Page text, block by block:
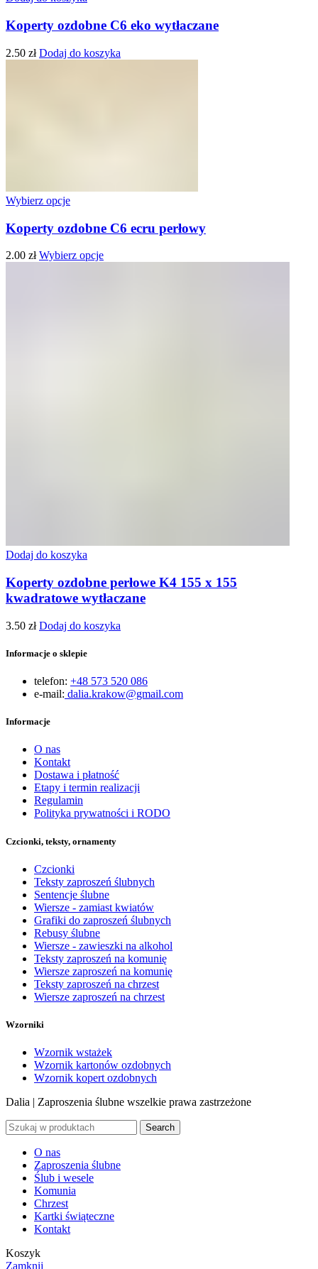
Koperty ozdobne C6 eko wytłaczane
2.50 zł Dodaj do koszyka
Wybierz opcje
Koperty ozdobne C6 ecru perłowy
2.00 zł Wybierz opcje
Dodaj do koszyka
Koperty ozdobne perłowe K4 155 x 155
kwadratowe wytłaczane
3.50 zł Dodaj do koszyka
Informacje o sklepie
telefon: +48 573 520 086
e-mail: dalia.krakow@gmail.com
Informacje
O nas
Kontakt
Dostawa i płatność
Etapy i termin realizacji
Regulamin
Polityka prywatności i RODO
Czcionki, teksty, ornamenty
Czcionki
Teksty zaproszeń ślubnych
Sentencje ślubne
Wiersze - zamiast kwiatów
Grafiki do zaproszeń ślubnych
Rebusy ślubne
Wiersze - zawieszki na alkohol
Teksty zaproszeń na komunię
Wiersze zaproszeń na komunię
Teksty zaproszeń na chrzest
Wiersze zaproszeń na chrzest
Wzorniki
Wzornik wstażek
Wzornik kartonów ozdobnych
Wzornik kopert ozdobnych
Dalia | Zaproszenia ślubne wszelkie prawa zastrzeżone
Search
O nas
Zaproszenia ślubne
Ślub i wesele
Komunia
Chrzest
Kartki świąteczne
Kontakt
Koszyk
Zamknij